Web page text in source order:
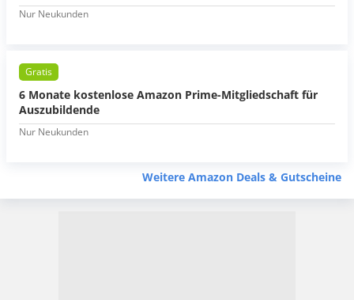
Nur Neukunden
Gratis
6 Monate kostenlose Amazon Prime-Mitgliedschaft für
Auszubildende
Nur Neukunden
Weitere Amazon Deals & Gutscheine